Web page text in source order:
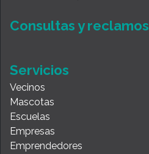
Consultas y reclamos
Servicios
Vecinos
Mascotas
Escuelas
Empresas
Emprendedores